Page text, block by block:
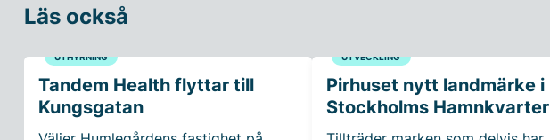
Läs också
UTHYRNING
Tandem Health flyttar till
Kungsgatan
UTVECKLING
Pirhuset nytt landmärke i
Stockholms Hamnkvarter